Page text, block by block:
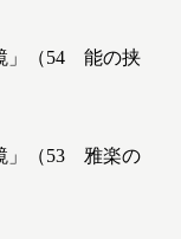
」（54 能の挟
」（53 雅楽の